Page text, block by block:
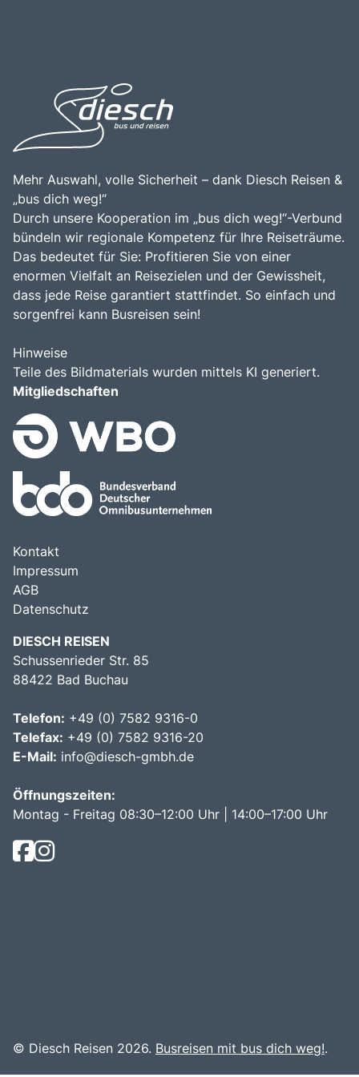
unvergessliche Erinnerungen zu sammeln. Die
Kombination aus atemberaubenden Ausblicken, kulturellen
Erlebnissen und der Möglichkeit, aktiv zu sein, macht den
Pyramidenkogel zu einem unvergesslichen Ziel für
Reisende.
macht den Pyramidenkogel Aussichtsturm zu einem
bereichernden Erlebnis für alle, die die Faszination dieser
einzigartigen Region entdecken möchten.
Mehr Auswahl, volle Sicherheit – dank Diesch Reisen &
„bus dich weg!“
Durch unsere Kooperation im „bus dich weg!“-Verbund
bündeln wir regionale Kompetenz für Ihre Reiseträume.
Das bedeutet für Sie: Profitieren Sie von einer
enormen Vielfalt an Reisezielen und der Gewissheit,
dass jede Reise garantiert stattfindet. So einfach und
sorgenfrei kann Busreisen sein!
Hinweise
Teile des Bildmaterials wurden mittels KI generiert.
Mitgliedschaften
Kontakt
Impressum
AGB
Datenschutz
DIESCH REISEN
Schussenrieder Str. 85
88422 Bad Buchau
Telefon: +49 (0) 7582 9316-0
Telefax: +49 (0) 7582 9316-20
E-Mail: info@diesch-gmbh.de
Öffnungszeiten:
Montag - Freitag 08:30–12:00 Uhr | 14:00–17:00 Uhr
© Diesch Reisen 2026. Busreisen mit bus dich weg!.